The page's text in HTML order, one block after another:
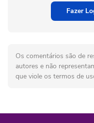
Fazer
Os comentários são de
autores e não
que viole os termos de